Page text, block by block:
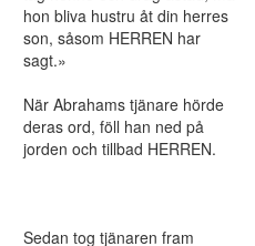
hon bliva hustru åt din herres
son, såsom HERREN har
sagt.»
När Abrahams tjänare hörde
deras ord, föll han ned på
jorden och tillbad HERREN.
Sedan tog tjänaren fram